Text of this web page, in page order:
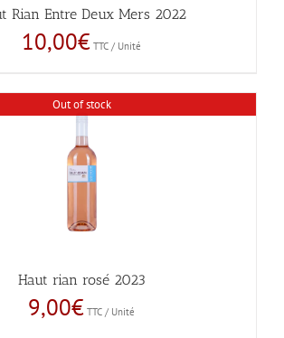
Rian Entre Deux Mers 2022
10,00€ TTC / Unité
Out of stock
Haut rian rosé 2023
9,00€ TTC / Unité